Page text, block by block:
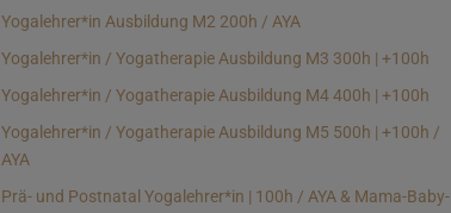
Yogalehrer*in Ausbildung M2 200h / AYA
Yogalehrer*in / Yogatherapie Ausbildung M3 300h | +100h
Yogalehrer*in / Yogatherapie Ausbildung M4 400h | +100h
Yogalehrer*in / Yogatherapie Ausbildung M5 500h | +100h /
AYA
Prä- und Postnatal Yogalehrer*in | 100h / AYA & Mama-Baby-